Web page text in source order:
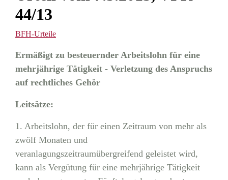
44/13
BFH-Urteile
Ermäßigt zu besteuernder Arbeitslohn für eine
mehrjährige Tätigkeit - Verletzung des Anspruchs
auf rechtliches Gehör
Leitsätze:
1. Arbeitslohn, der für einen Zeitraum von mehr als
zwölf Monaten und
veranlagungszeitraumübergreifend geleistet wird,
kann als Vergütung für eine mehrjährige Tätigkeit